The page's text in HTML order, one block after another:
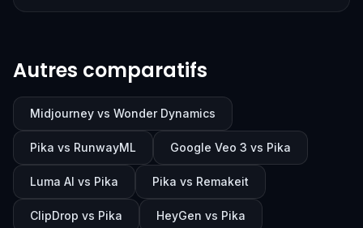
Autres comparatifs
Midjourney vs Wonder Dynamics
Pika vs RunwayML Google Veo 3 vs Pika
Luma AI vs Pika Pika vs Remakeit
ClipDrop vs Pika HeyGen vs Pika